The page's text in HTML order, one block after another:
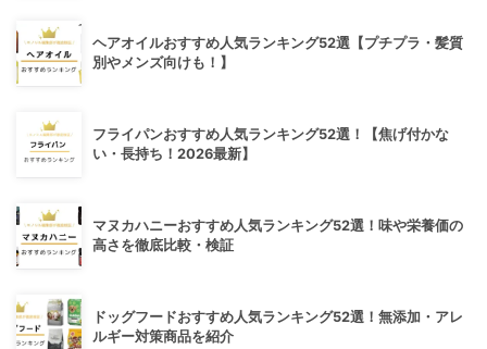
ヘアオイルおすすめ人気ランキング52選【プチプラ・髪質
別やメンズ向けも！】
フライパンおすすめ人気ランキング52選！【焦げ付かな
い・長持ち！2026最新】
マヌカハニーおすすめ人気ランキング52選！味や栄養価の
高さを徹底比較・検証
ドッグフードおすすめ人気ランキング52選！無添加・アレ
ルギー対策商品を紹介